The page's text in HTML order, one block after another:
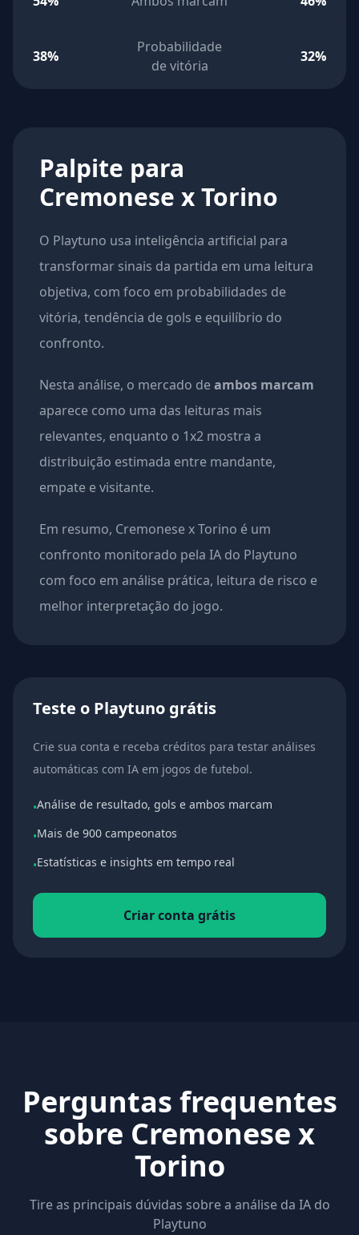
38%
Probabilidade
de vitória
32%
Palpite para
Cremonese x Torino
O Playtuno usa inteligência artificial para
transformar sinais da partida em uma leitura
objetiva, com foco em probabilidades de
vitória, tendência de gols e equilíbrio do
confronto.
Nesta análise, o mercado deambos marcam
aparece como uma das leituras mais
relevantes, enquanto o 1x2 mostra a
distribuição estimada entre mandante,
empate e visitante.
Em resumo, Cremonese x Torino é um
confronto monitorado pela IA do Playtuno
com foco em análise prática, leitura de risco e
melhor interpretação do jogo.
Teste o Playtuno grátis
Crie sua conta e receba créditos para testar análises
automáticas com IA em jogos de futebol.
•Análise de resultado, gols e ambos marcam
•Mais de 900 campeonatos
•Estatísticas e insights em tempo real
Criar conta grátis
Perguntas frequentes
sobre Cremonese x
Torino
Tire as principais dúvidas sobre a análise da IA do
Playtuno